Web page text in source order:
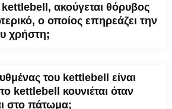
kettlebell, ακούγεται θόρυβος
ο οποίος επηρεάζει την
χρήστη;
του kettlebell είναι
kettlebell κουνιέται όταν
στο πάτωμα;